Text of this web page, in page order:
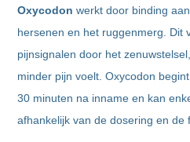
Oxycodon werkt door binding
hersenen en het ruggenmerg. Dit
pijnsignalen door het
minder pijn voelt. Oxycodon
30 minuten na inname en kan
afhankelijk van de dosering en de